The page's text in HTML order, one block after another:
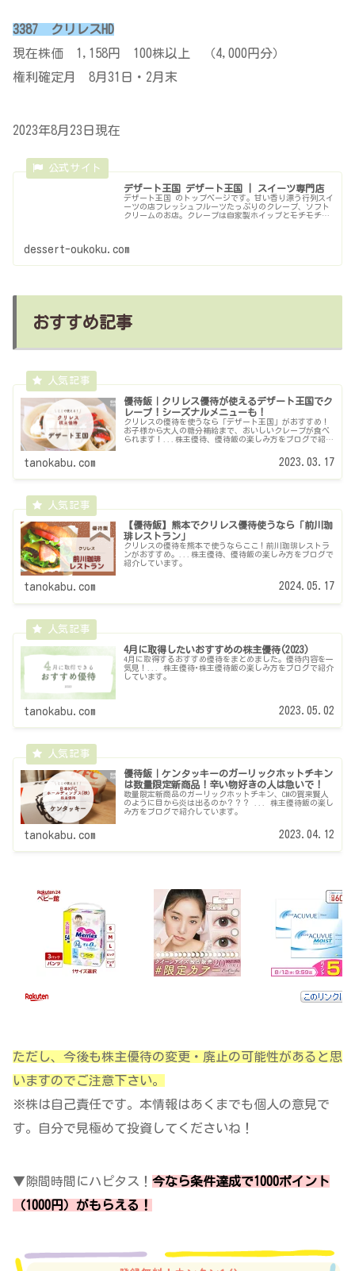
3387 クリレスHD
現在株価 1,158円 100株以上 （4,000円分）
権利確定月 8月31日・2月末
2023年8月23日現在
デザート王国 デザート王国 | スイーツ専門店
デザート王国 のトップページです。甘い香り漂う行列スイ
ーツの店フレッシュフルーツたっぷりのクレープ、ソフト
クリームのお店。クレープは自家製ホイップとモチモチし
dessert-oukoku.com
おすすめ記事
優待飯｜クリレス優待が使えるデザート王国でク
レープ！シーズナルメニューも！
クリレスの優待を使うなら「デザート王国」がおすすめ！
お子様から大人の糖分補給まで、おいしいクレープが食べ
られます！...株主優待、優待飯の楽しみ方をブログで紹介
tanokabu.com 2023.03.17
【優待飯】熊本でクリレス優待使うなら「前川珈
琲レストラン」
クリレスの優待を熊本で使うならここ！前川珈琲レストラ
ンがおすすめ。...株主優待、優待飯の楽しみ方をブログで
紹介しています。
tanokabu.com 2024.05.17
4月に取得したいおすすめの株主優待(2023)
4月に取得するおすすめ優待をまとめました。優待内容を一
気見！... 株主優待･株主優待飯の楽しみ方をブログで紹介
しています。
tanokabu.com 2023.05.02
優待飯｜ケンタッキーのガーリックホットチキン
は数量限定新商品！辛い物好きの人は急いで！
数量限定新商品のガーリックホットチキン、CMの賀来賢人
のように目から炎は出るのか？？？ ... 株主優待飯の楽し
み方をブログで紹介しています。
tanokabu.com 2023.04.12
ただし、今後も株主優待の変更・廃止の可能性があると思
いますのでご注意下さい。
※株は自己責任です。本情報はあくまでも個人の意見で
す。自分で見極めて投資してくださいね！
▼隙間時間にハピタス！ 今なら条件達成で1000ポイント
（1000円）がもらえる！